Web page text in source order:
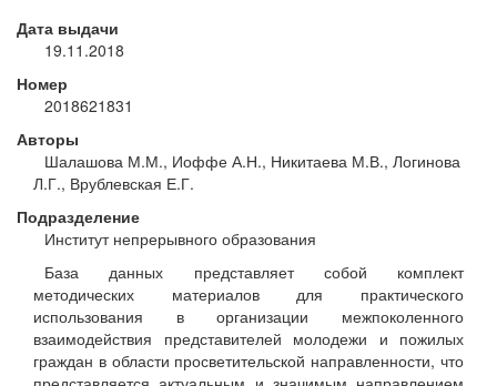
Дата выдачи
19.11.2018
Номер
2018621831
Авторы
Шалашова М.М., Иоффе А.Н., Никитаева М.В., Логинова
Л.Г., Врублевская Е.Г.
Подразделение
Институт непрерывного образования
База данных представляет собой комплект
методических материалов для практического
использования в организации межпоколенного
взаимодействия представителей молодежи и пожилых
граждан в области просветительской направленности, что